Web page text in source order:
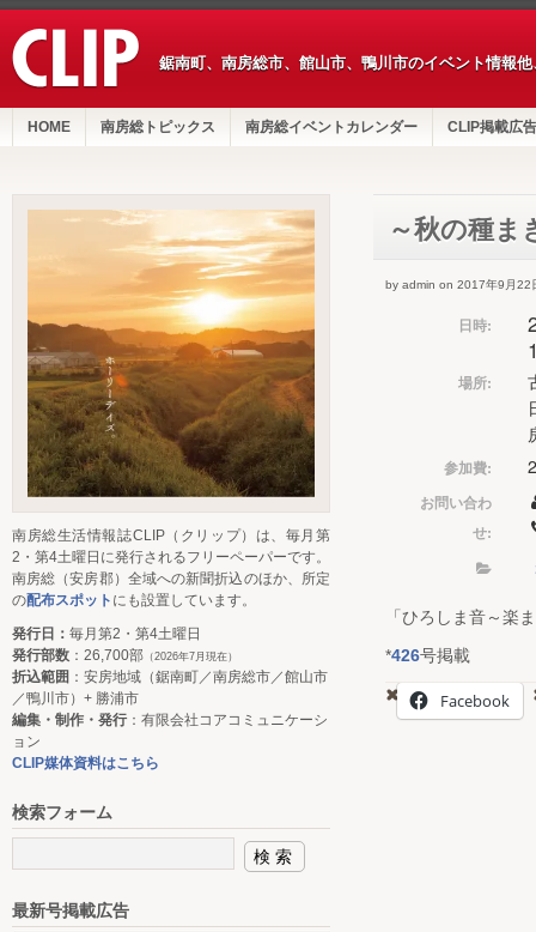
鋸南町、南房総市、館山市、鴨川市のイベント情報
HOME 南房総トピックス 南房総イベントカレンダー CLIP掲載広告
～秋の種ま
by admin on 2017年9月22
日時:
場所:
参加費:
お問い合わ
せ:
「ひろしま音～楽
*426号掲載
Facebook
南房総生活情報誌CLIP（クリップ）は、毎月第
2・第4土曜日に発行されるフリーペーパーです。
南房総（安房郡）全域への新聞折込のほか、所定
の配布スポット にも設置しています。
発行日： 毎月第2・第4土曜日
発行部数 ：26,700部 （2026年7月現在）
折込範囲 ：安房地域（鋸南町／南房総市／館山市
／鴨川市）+ 勝浦市
編集・制作・発行：有限会社コアコミュニケーシ
ョン
CLIP媒体資料はこちら
検索フォーム
最新号掲載広告